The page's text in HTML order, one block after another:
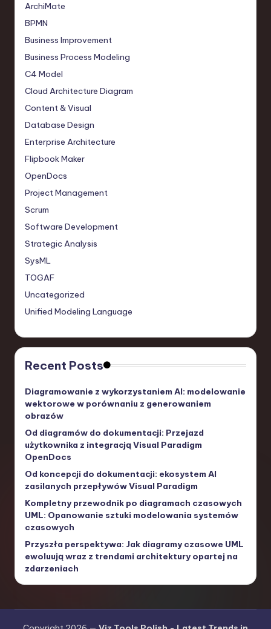
ArchiMate
BPMN
Business Improvement
Business Process Modeling
C4 Model
Cloud Architecture Diagram
Content & Visual
Database Design
Enterprise Architecture
Flipbook Maker
OpenDocs
Project Management
Scrum
Software Development
Strategic Analysis
SysML
TOGAF
Uncategorized
Unified Modeling Language
Recent Posts
Diagramowanie z wykorzystaniem AI: modelowanie
wektorowe w porównaniu z generowaniem
obrazów
Od diagramów do dokumentacji: Przejazd
użytkownika z integracją Visual Paradigm
OpenDocs
Od koncepcji do dokumentacji: ekosystem AI
zasilanych przepływów Visual Paradigm
Kompletny przewodnik po diagramach czasowych
UML: Opanowanie sztuki modelowania systemów
czasowych
Przyszła perspektywa: Jak diagramy czasowe UML
ewoluują wraz z trendami architektury opartej na
zdarzeniach